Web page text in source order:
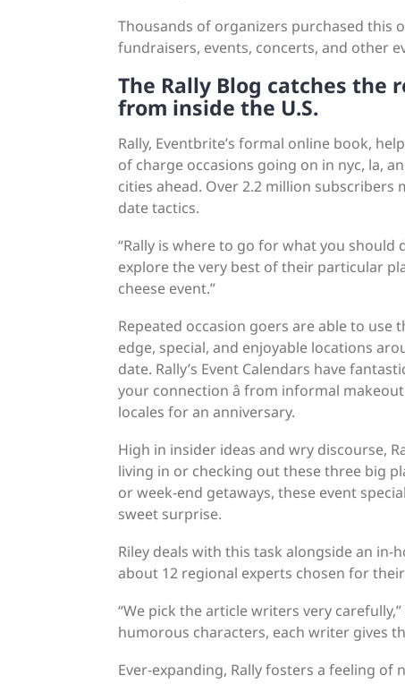
Thousands of organizers purchased this
fundraisers, events, concerts, and other
The Rally Blog catches
from inside the U.S.
Rally, Eventbrite’s formal online book,
of charge occasions going on in nyc, la,
cities ahead. Over 2.2 million
date tactics.
“Rally is where to go for what you should
explore the very best of their particular
cheese event.”
Repeated occasion goers are able to
edge, special, and enjoyable locations
date. Rally’s Event Calendars have
your connection â from informal
locales for an anniversary.
High in insider ideas and wry discourse,
living in or checking out these three big
or week-end getaways, these event
sweet surprise.
Riley deals with this task alongside an
about 12 regional experts chosen for
“We pick the article writers very
humorous characters, each writer gives
Ever-expanding, Rally fosters a feeling